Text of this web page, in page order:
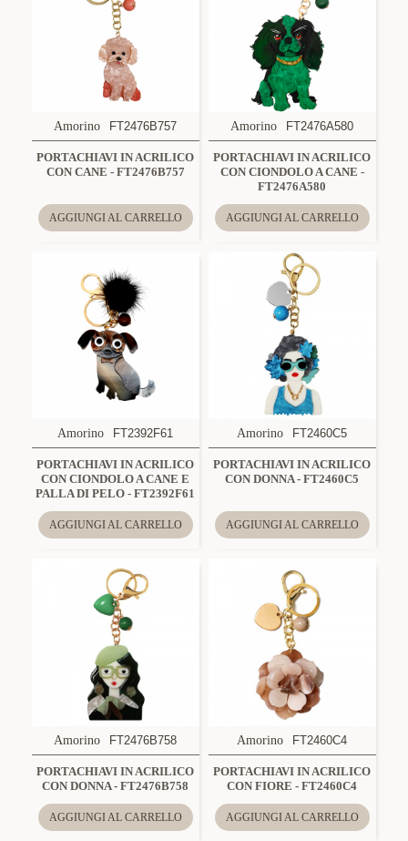
Amorino FT2476B757
PORTACHIAVI IN ACRILICO
CON CANE - FT2476B757
AGGIUNGI AL CARRELLO
Amorino FT2476A580
PORTACHIAVI IN ACRILICO
CON CIONDOLO A CANE -
FT2476A580
AGGIUNGI AL CARRELLO
Amorino FT2392F61
PORTACHIAVI IN ACRILICO
CON CIONDOLO A CANE E
PALLA DI PELO - FT2392F61
AGGIUNGI AL CARRELLO
Amorino FT2460C5
PORTACHIAVI IN ACRILICO
CON DONNA - FT2460C5
AGGIUNGI AL CARRELLO
Amorino FT2476B758
PORTACHIAVI IN ACRILICO
CON DONNA - FT2476B758
AGGIUNGI AL CARRELLO
Amorino FT2460C4
PORTACHIAVI IN ACRILICO
CON FIORE - FT2460C4
AGGIUNGI AL CARRELLO